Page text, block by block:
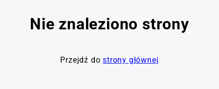
Nie znaleziono strony
Przejdź dostrony głównej